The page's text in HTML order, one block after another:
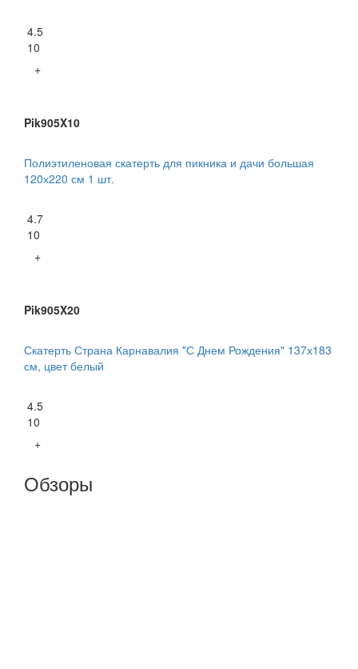
4.5
10
+
Pik905X10
Полиэтиленовая скатерть для пикника и дачи большая
120х220 см 1 шт.
4.7
10
+
Pik905X20
Скатерть Страна Карнавалия "С Днем Рождения" 137х183
см, цвет белый
4.5
10
+
Обзоры